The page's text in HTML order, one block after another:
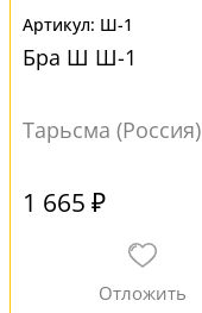
Ш-1
Бра Ш Ш-1
Тарьсма (Россия)
1 665 ₽